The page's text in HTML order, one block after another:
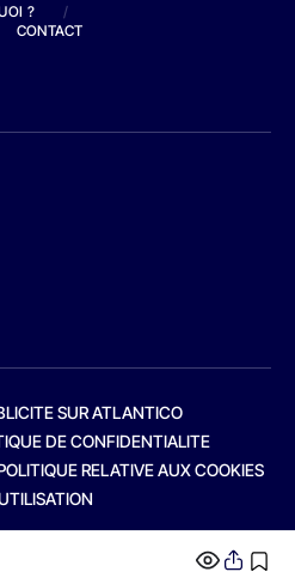
?
/
CONTACT
SUR ATLANTICO
DE CONFIDENTIALITE
RELATIVE AUX COOKIES